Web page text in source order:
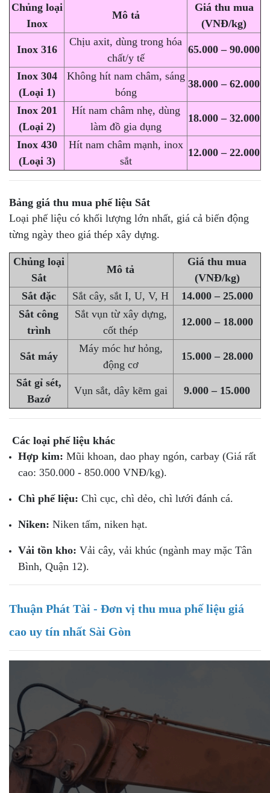
Chủng loại
Inox
Mô tả
Giá thu mua
(VNĐ/kg)
Inox 316
Chịu axit, dùng trong hóa
chất/y tế
65.000 – 90.000
Inox 304
(Loại 1)
Không hít nam châm, sáng
bóng
38.000 – 62.000
Inox 201
(Loại 2)
Hít nam châm nhẹ, dùng
làm đồ gia dụng
18.000 – 32.000
Inox 430
(Loại 3)
Hít nam châm mạnh, inox
sắt
12.000 – 22.000
Bảng giá thu mua phế liệu Sắt
Loại phế liệu có khối lượng lớn nhất, giá cả biến động
từng ngày theo giá thép xây dựng.
Chủng loại
Sắt
Mô tả
Giá thu mua
(VNĐ/kg)
Sắt đặc
Sắt cây, sắt I, U, V, H
14.000 – 25.000
Sắt công
trình
Sắt vụn từ xây dựng,
cốt thép
12.000 – 18.000
Sắt máy
Máy móc hư hỏng,
động cơ
15.000 – 28.000
Sắt gỉ sét,
Bazớ
Vụn sắt, dây kẽm gai 9.000 – 15.000
Các loại phế liệu khác
Hợp kim: Mũi khoan, dao phay ngón, carbay (Giá rất
cao: 350.000 - 850.000 VNĐ/kg).
Chì phế liệu: Chì cục, chì dẻo, chì lưới đánh cá.
Niken: Niken tấm, niken hạt.
Vải tồn kho: Vải cây, vải khúc (ngành may mặc Tân
Bình, Quận 12).
Thuận Phát Tài - Đơn vị thu mua phế liệu giá
cao uy tín nhất Sài Gòn